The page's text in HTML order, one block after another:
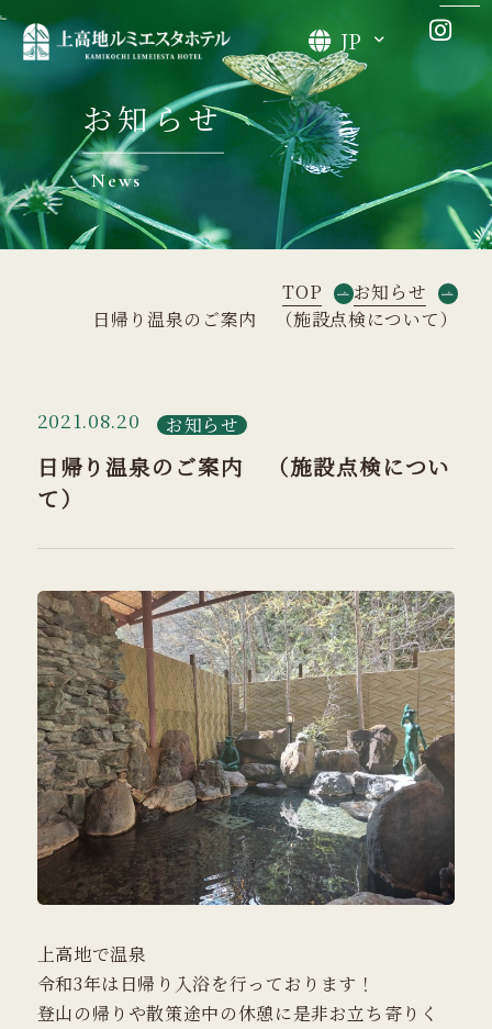
JP
お知らせ
News
TOP
お知らせ
日帰り温泉のご案内 （施設点検について）
2021.08.20 お知らせ
日帰り温泉のご案内 （施設点検につい
て）
上高地で温泉
令和3年は日帰り入浴を行っております！
登山の帰りや散策途中の休憩に是非お立ち寄りく